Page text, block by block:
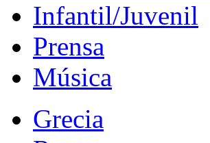
Infantil/Juvenil
Prensa
Música
Grecia